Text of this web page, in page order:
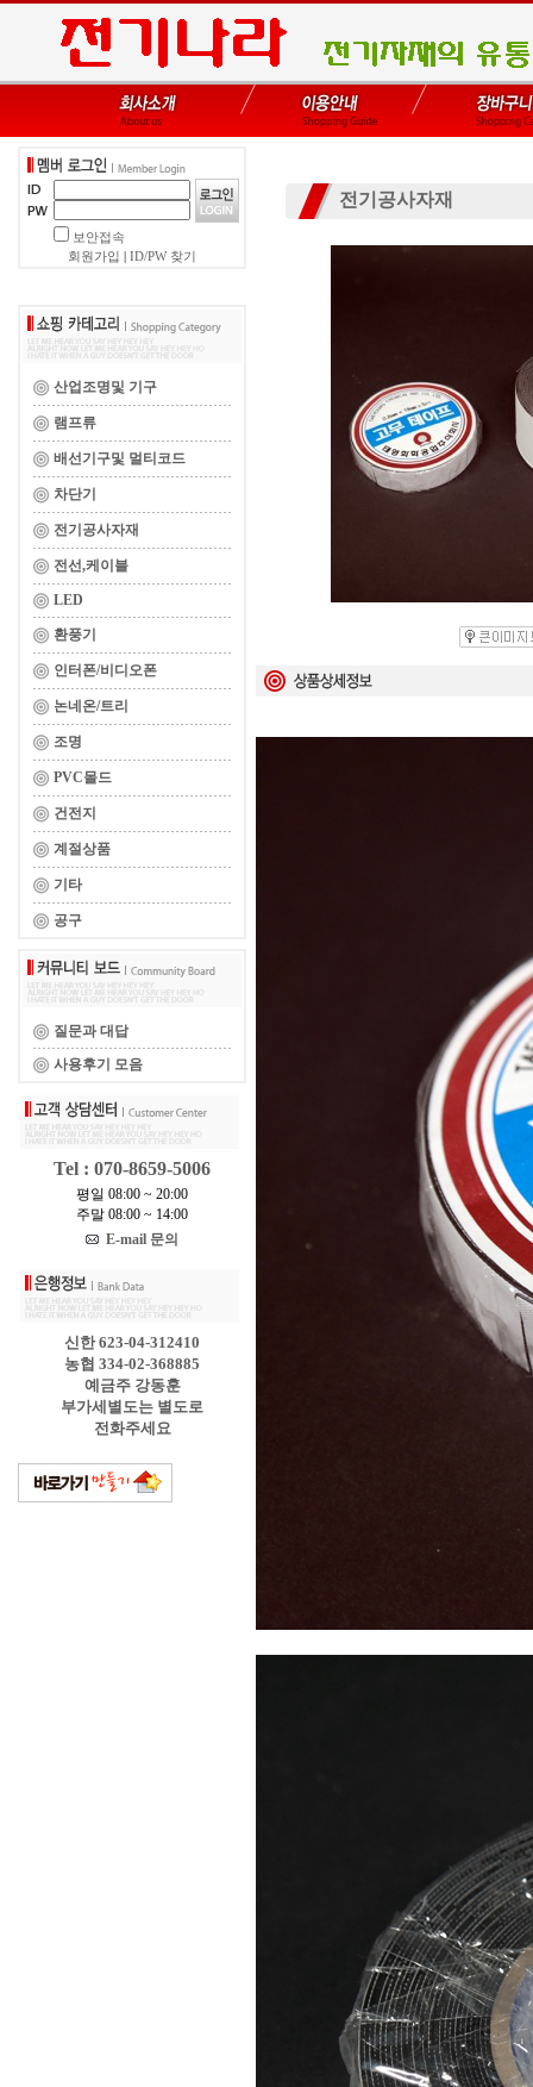
보안접속
회원가입
ID/PW 찾기
산업조명및 기구
램프류
배선기구및 멀티코드
차단기
전기공사자재
전선,케이블
LED
환풍기
인터폰/비디오폰
논네온/트리
조명
PVC몰드
건전지
계절상품
기타
공구
질문과 대답
사용후기 모음
Tel : 070-8659-5006
평일 08:00 ~ 20:00
주말 08:00 ~ 14:00
E-mail 문의
신한 623-04-312410
농협 334-02-368885
예금주 강동훈
부가세별도는 별도로
전화주세요
전기공사자재